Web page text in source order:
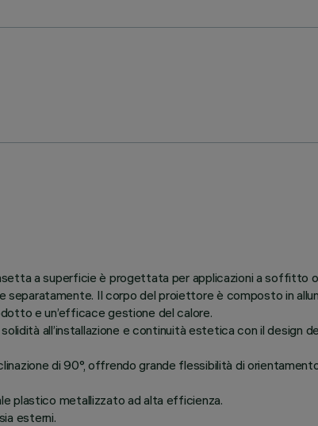
a superficie è progettata per applicazioni a soffitto
Il corpo del proiettore è composto in
e un’efficace gestione del calore.
all’installazione e continuità estetica con il
di 90°, offrendo grande flessibilità di
plastico metallizzato ad alta efficienza.
esterni.